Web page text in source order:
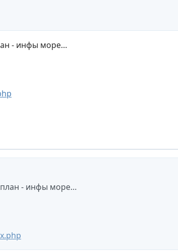
- инфы море…
- инфы море…